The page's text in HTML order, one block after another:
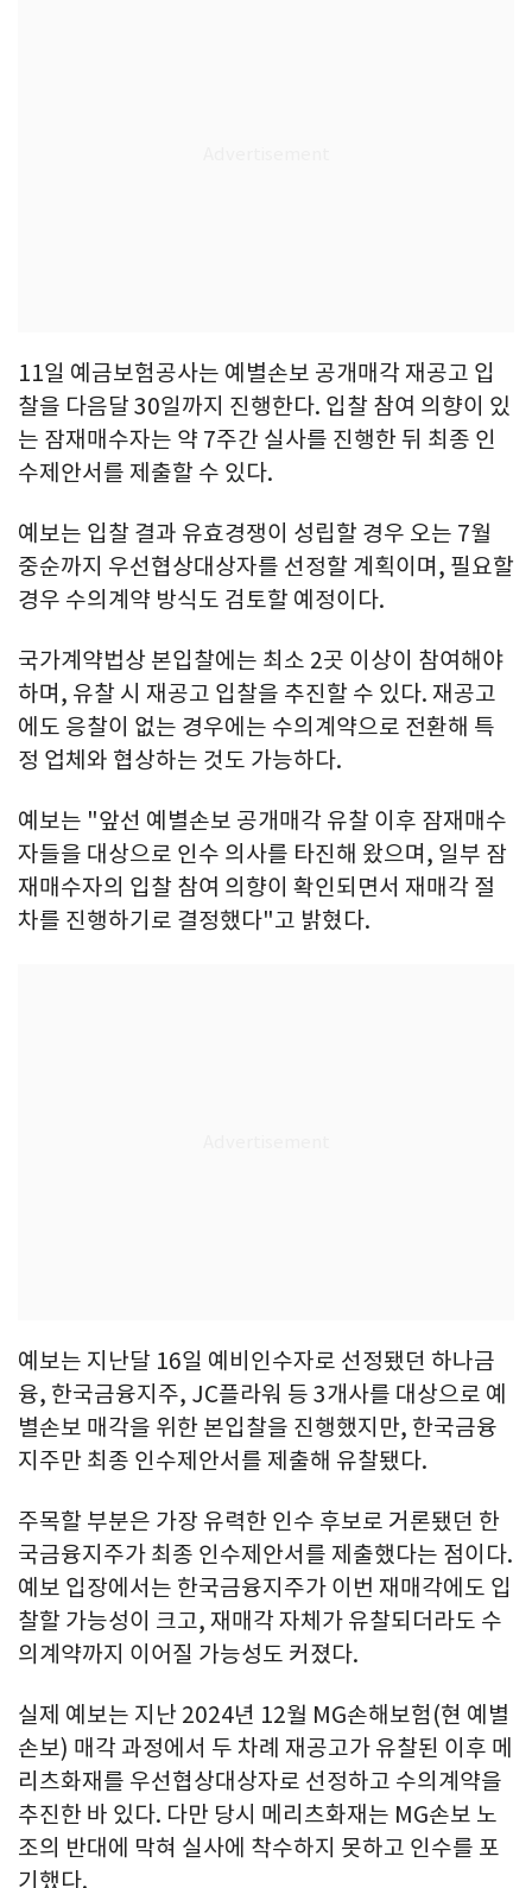
11일 예금보험공사는 예별손보 공개매각 재공고 입
찰을 다음달 30일까지 진행한다. 입찰 참여 의향이 있
는 잠재매수자는 약 7주간 실사를 진행한 뒤 최종 인
수제안서를 제출할 수 있다.
예보는 입찰 결과 유효경쟁이 성립할 경우 오는 7월
중순까지 우선협상대상자를 선정할 계획이며, 필요할
경우 수의계약 방식도 검토할 예정이다.
국가계약법상 본입찰에는 최소 2곳 이상이 참여해야
하며, 유찰 시 재공고 입찰을 추진할 수 있다. 재공고
에도 응찰이 없는 경우에는 수의계약으로 전환해 특
정 업체와 협상하는 것도 가능하다.
예보는 "앞선 예별손보 공개매각 유찰 이후 잠재매수
자들을 대상으로 인수 의사를 타진해 왔으며, 일부 잠
재매수자의 입찰 참여 의향이 확인되면서 재매각 절
차를 진행하기로 결정했다"고 밝혔다.
예보는 지난달 16일 예비인수자로 선정됐던 하나금
융, 한국금융지주, JC플라워 등 3개사를 대상으로 예
별손보 매각을 위한 본입찰을 진행했지만, 한국금융
지주만 최종 인수제안서를 제출해 유찰됐다.
주목할 부분은 가장 유력한 인수 후보로 거론됐던 한
국금융지주가 최종 인수제안서를 제출했다는 점이다.
예보 입장에서는 한국금융지주가 이번 재매각에도 입
찰할 가능성이 크고, 재매각 자체가 유찰되더라도 수
의계약까지 이어질 가능성도 커졌다.
실제 예보는 지난 2024년 12월 MG손해보험(현 예별
손보) 매각 과정에서 두 차례 재공고가 유찰된 이후 메
리츠화재를 우선협상대상자로 선정하고 수의계약을
추진한 바 있다. 다만 당시 메리츠화재는 MG손보 노
조의 반대에 막혀 실사에 착수하지 못하고 인수를 포
기했다.